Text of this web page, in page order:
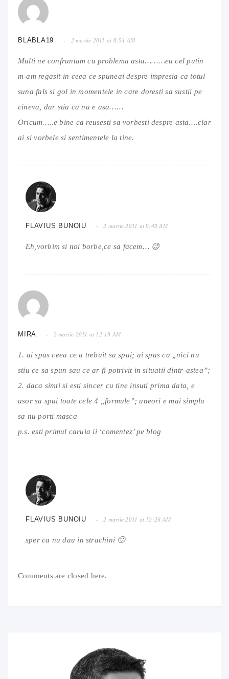
BLABLA19 2 martie 2011 at 8:54 AM
Multi ne confruntam cu problema asta………eu cel putin
m-am regasit in ceea ce spuneai despre impresia ca totul
suna fals si gol in momentele in care doresti sa sustii pe
cineva, dar stiu ca nu e asa……
Oricum…..e bine ca reusesti sa vorbesti despre asta….clar
ai si vorbele si sentimentele la tine.
FLAVIUS BUNOIU 2 martie 2011 at 9:43 AM
Eh,vorbim si noi borbe,ce sa facem… 😉
MIRA 2 martie 2011 at 12:19 AM
1. ai spus ceea ce a trebuit sa spui; ai spus ca „nici nu
stiu ce sa spun sau ce ar fi potrivit in situatii dintr-astea”;
2. daca simti si esti sincer cu tine insuti prima data, e
usor sa spui toate cele 4 „formule”; uneori e mai simplu
sa nu porti masca
p.s. esti primul caruia ii ‘comentez’ pe blog
FLAVIUS BUNOIU 2 martie 2011 at 12:26 AM
sper ca nu dau in strachini 🙂
Comments are closed here.